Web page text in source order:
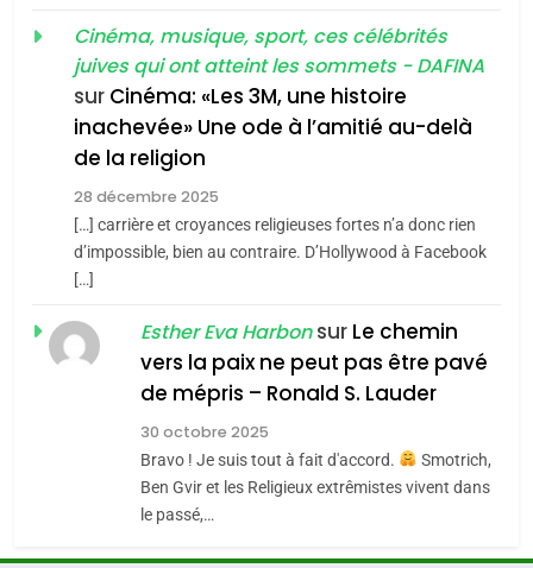
guerre»: La nouvelle
chanson de Boy George
ISRAÉL JUDAISME
Accords d’Isaac:
l’alliance pourrait
s’étendre à 13 pays
d’Amérique latine
ISRAÉL JUDAISME
2025, l’année la plus
meurtrière selon le
Cinéma, musique, sport, ces célébrités
juives qui ont atteint les sommets - DAFINA
sur Cinéma: «Les 3M, une histoire
inachevée» Une ode à l’amitié au-delà
de la religion
28 décembre 2025
[…] carrière et croyances religieuses fortes n’a donc rien
d’impossible, bien au contraire. D’Hollywood à Facebook
[…]
Esther Eva Harbonsur Le chemin
vers la paix ne peut pas être pavé
de mépris – Ronald S. Lauder
30 octobre 2025
Bravo ! Je suis tout à fait d'accord.
Smotrich,
Ben Gvir et les Religieux extrêmistes vivent dans
le passé,…
l’antisémitisme
FIÈRE, DIGNE ET RÉSILIENTE :
POURQUOI JE REVENDIQUE
MA JUDAÏTE par Thérèse
Zrihen-Dvir
ISRAÉL
CE QUI NOUS MANQUE –
JUDAISME
Maroc : Les amandes de
Tafraout, le miel de Tadla
Azilal consacrés produits
du terroir
DAFINA MAROC